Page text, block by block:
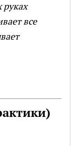
руках
все